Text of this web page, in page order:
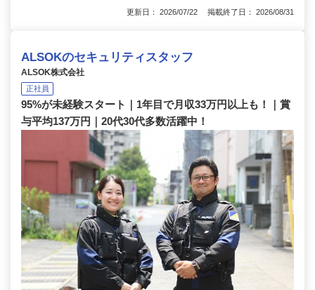
更新日： 2026/07/22 掲載終了日： 2026/08/31
ALSOKのセキュリティスタッフ
ALSOK株式会社
正社員
95%が未経験スタート｜1年目で月収33万円以上も！｜賞
与平均137万円｜20代30代多数活躍中！